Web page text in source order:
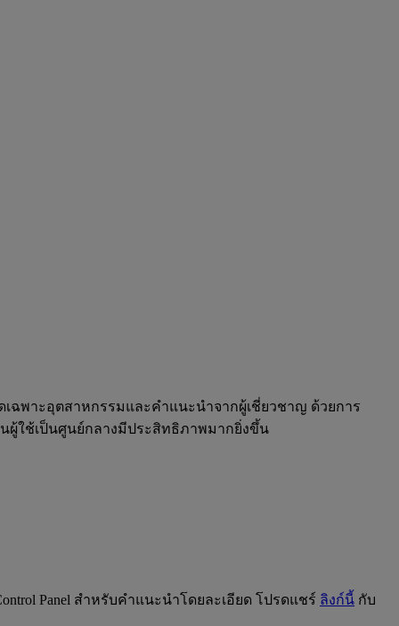
พาะอุตสาหกรรมและคำแนะนำจากผู้เชี่ยวชาญ ด้วยการ
ใช้เป็นศูนย์กลางมีประสิทธิภาพมากยิ่งขึ้น
Panel สำหรับคำแนะนำโดยละเอียด โปรดแชร์ ลิงก์นี้ กับ